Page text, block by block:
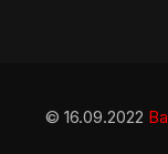
© 16.09.2022